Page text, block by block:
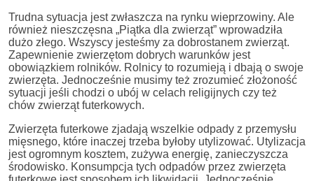
Trudna sytuacja jest zwłaszcza na rynku wieprzowiny. Ale
również nieszczęsna „Piątka dla zwierząt” wprowadziła
dużo złego. Wszyscy jesteśmy za dobrostanem zwierząt.
Zapewnienie zwierzętom dobrych warunków jest
obowiązkiem rolników. Rolnicy to rozumieją i dbają o swoje
zwierzęta. Jednocześnie musimy też zrozumieć złożoność
sytuacji jeśli chodzi o ubój w celach religijnych czy też
chów zwierząt futerkowych.
Zwierzęta futerkowe zjadają wszelkie odpady z przemysłu
mięsnego, które inaczej trzeba byłoby utylizować. Utylizacja
jest ogromnym kosztem, zużywa energię, zanieczyszcza
środowisko. Konsumpcja tych odpadów przez zwierzęta